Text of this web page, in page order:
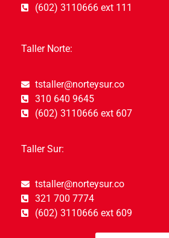
(602) 3110666 ext 111
Taller Norte:
tstaller@norteysur.co
310 640 9645
(602) 3110666 ext 607
Taller Sur:
tstaller@norteysur.co
321 700 7774
(602) 3110666 ext 609